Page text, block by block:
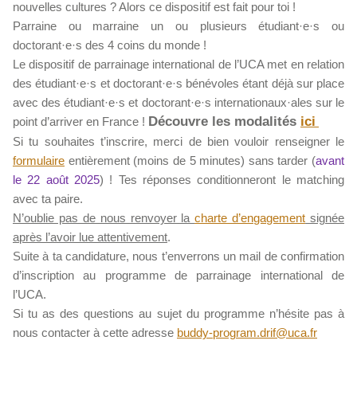
nouvelles cultures ? Alors ce dispositif est fait pour toi !
Parraine ou marraine un ou plusieurs étudiant·e·s ou
doctorant·e·s des 4 coins du monde !
Le dispositif de parrainage international de l’UCA met en relation
des étudiant·e·s et doctorant·e·s bénévoles étant déjà sur place
avec des étudiant·e·s et doctorant·e·s internationaux·ales sur le
point d’arriver en France ! Découvre les modalités ici
Si tu souhaites t’inscrire, merci de bien vouloir renseigner le
formulaire entièrement (moins de 5 minutes) sans tarder (avant
le 22 août 2025) ! Tes réponses conditionneront le matching
avec ta paire.
N’oublie pas de nous renvoyer lacharte d’engagement signée
après l’avoir lue attentivement.
Suite à ta candidature, nous t’enverrons un mail de confirmation
d’inscription au programme de parrainage international de
l’UCA.
Si tu as des questions au sujet du programme n’hésite pas à
nous contacter à cette adresse buddy-program.drif@uca.fr